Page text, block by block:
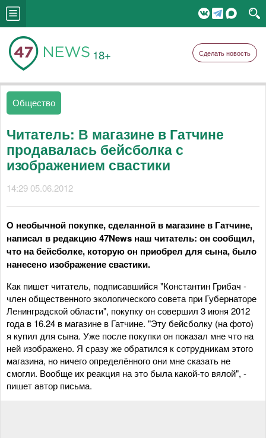
18+ Сделать новость
Общество
Читатель: В магазине в Гатчине
продавалась бейсболка с
изображением свастики
14:29 05.06.2012
О необычной покупке, сделанной в магазине в Гатчине,
написал в редакцию 47News наш читатель: он сообщил,
что на бейсболке, которую он приобрел для сына, было
нанесено изображение свастики.
Как пишет читатель, подписавшийся "Константин Грибач -
член общественного экологического совета при Губернаторе
Ленинградской области", покупку он совершил 3 июня 2012
года в 16.24 в магазине в Гатчине. "Эту бейсболку (на фото)
я купил для сына. Уже после покупки он показал мне что на
ней изображено. Я сразу же обратился к сотрудникам этого
магазина, но ничего определённого они мне сказать не
смогли. Вообще их реакция на это была какой-то вялой", -
пишет автор письма.